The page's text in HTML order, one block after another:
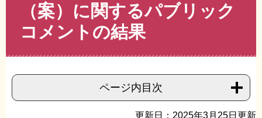
（案）に関するパブリック
コメントの結果
ページ内目次
更新日：2025年3月25日更新